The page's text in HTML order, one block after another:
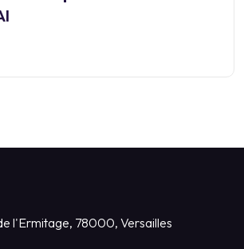
l'Ermitage, 78000, Versailles